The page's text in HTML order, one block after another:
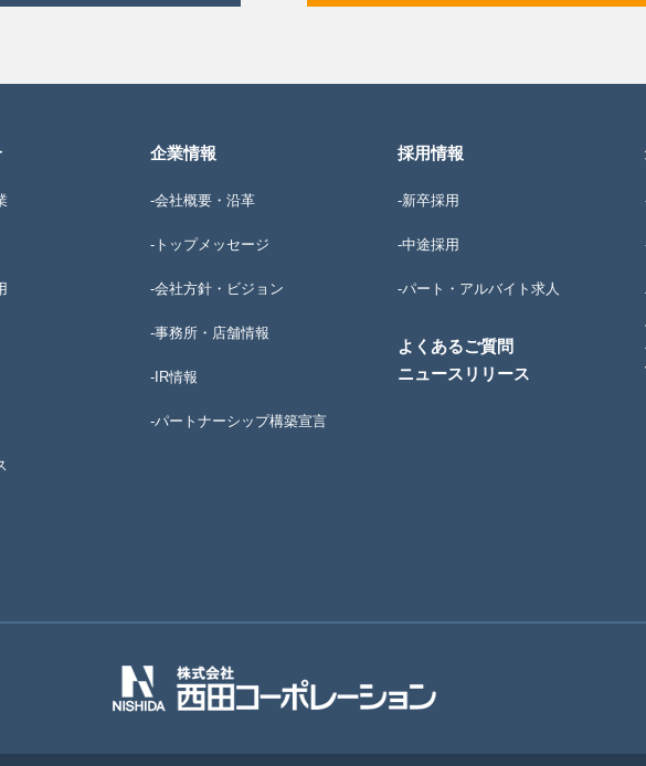
企業情報
-会社概要・沿革
-トップメッセージ
-会社方針・ビジョン
-事務所・店舗情報
-IR情報
-パートナーシップ構築宣言
採用情報
-新卒採用
-中途採用
-パート・アルバイト求人
よくあるご質問
ニュースリリース